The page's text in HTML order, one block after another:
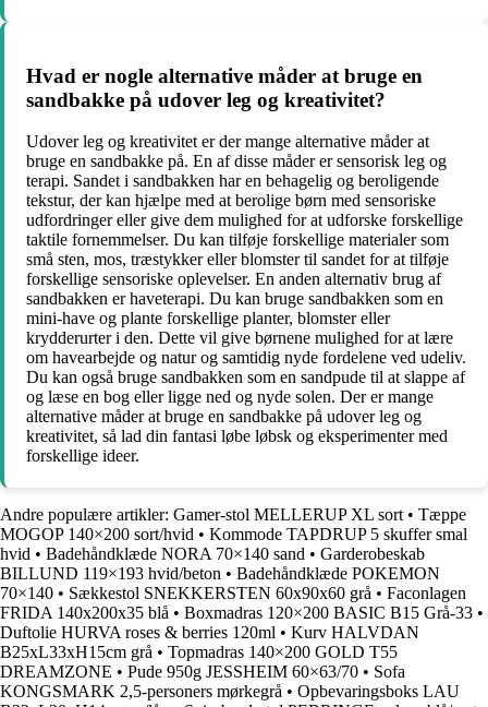
Hvad er nogle alternative måder at bruge en
sandbakke på udover leg og kreativitet?
Udover leg og kreativitet er der mange alternative måder at
bruge en sandbakke på. En af disse måder er sensorisk leg og
terapi. Sandet i sandbakken har en behagelig og beroligende
tekstur, der kan hjælpe med at berolige børn med sensoriske
udfordringer eller give dem mulighed for at udforske forskellige
taktile fornemmelser. Du kan tilføje forskellige materialer som
små sten, mos, træstykker eller blomster til sandet for at tilføje
forskellige sensoriske oplevelser. En anden alternativ brug af
sandbakken er haveterapi. Du kan bruge sandbakken som en
mini-have og plante forskellige planter, blomster eller
krydderurter i den. Dette vil give børnene mulighed for at lære
om havearbejde og natur og samtidig nyde fordelene ved udeliv.
Du kan også bruge sandbakken som en sandpude til at slappe af
og læse en bog eller ligge ned og nyde solen. Der er mange
alternative måder at bruge en sandbakke på udover leg og
kreativitet, så lad din fantasi løbe løbsk og eksperimenter med
forskellige ideer.
Andre populære artikler: Gamer-stol MELLERUP XL sort • Tæppe
MOGOP 140×200 sort/hvid • Kommode TAPDRUP 5 skuffer smal
hvid • Badehåndklæde NORA 70×140 sand • Garderobeskab
BILLUND 119×193 hvid/beton • Badehåndklæde POKEMON
70×140 • Sækkestol SNEKKERSTEN 60x90x60 grå • Faconlagen
FRIDA 140x200x35 blå • Boxmadras 120×200 BASIC B15 Grå-33 •
Duftolie HURVA roses & berries 120ml • Kurv HALVDAN
B25xL33xH15cm grå • Topmadras 140×200 GOLD T55
DREAMZONE • Pude 950g JESSHEIM 60×63/70 • Sofa
KONGSMARK 2,5-personers mørkegrå • Opbevaringsboks LAU